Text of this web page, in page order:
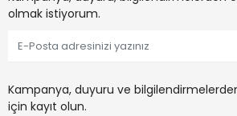
olmak istiyorum.
Kampanya, duyuru ve
için kayıt olun.